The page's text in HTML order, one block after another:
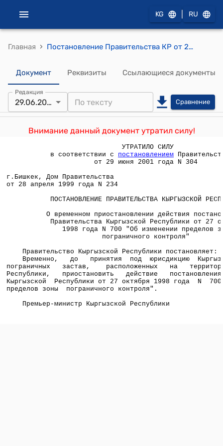
KG RU
Главная › Постановление Правительства КР от 28 апреля 1999 года №234 "О временном приостановлении действия постановления Правительства Кыргызской Республики от 27 октября 1998 года N 700 "Об изменении пределов зоны пограничного контроля"
Документ Реквизиты Ссылающиеся документы
Редакция
29.06.2001 Сравнение
Внимание данный документ утратил силу!